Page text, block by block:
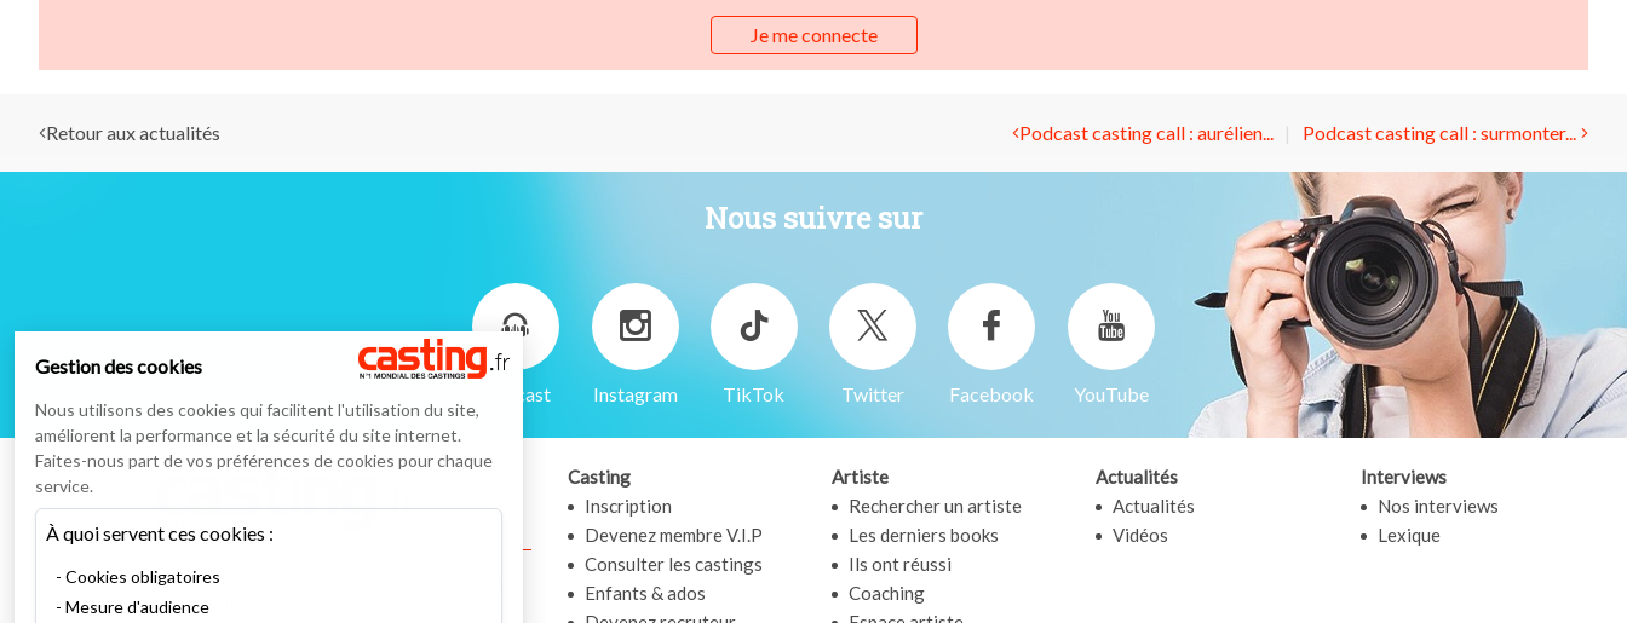
Je me connecte
Retour aux actualités Podcast casting call : aurélien... Podcast casting call : surmonter...
Nous suivre sur
Podcast Instagram TikTok Twitter Facebook YouTube
Numéro un mondial des annonces de casting pour artistes
débutants ou confirmés
Casting
Inscription
Devenez membre V.I.P
Consulter les castings
Enfants & ados
Artiste
Rechercher un artiste
Les derniers books
Ils ont réussi
Coaching
Actualités
Actualités
Vidéos
Interviews
Nos interviews
Lexique
Gestion des cookies
Nous utilisons des cookies qui facilitent l'utilisation du site,
améliorent la performance et la sécurité du site internet.
Faites-nous part de vos préférences de cookies pour chaque
service.
À quoi servent ces cookies :
Cookies obligatoires
Mesure d'audience